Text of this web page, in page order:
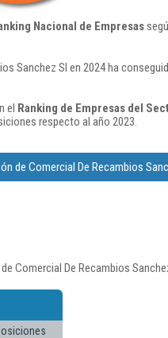
Nacional de Empresas
Sanchez Sl en 2024 ha
el Ranking de Empresas del
respecto al año 2023.
de Comercial De Recambios
Comercial De Recambios